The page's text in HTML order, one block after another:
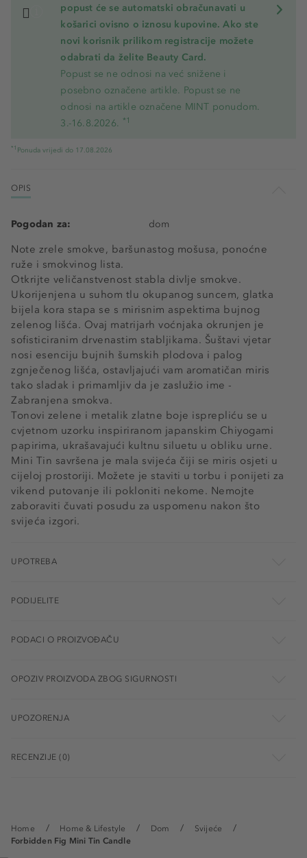
Home Home & Lifestyle Dom
Svijeće
Forbidden Fig Mini Tin Candle
popust će se automatski obračunavati u
košarici ovisno o iznosu kupovine. Ako ste
novi korisnik prilikom registracije možete
odabrati da želite Beauty Card.
Popust se ne odnosi na već snižene i
posebno označene artikle. Popust se ne
odnosi na artikle označene MINT ponudom.
3.-16.8.2026. *1
*1 Ponuda vrijedi do 17.08.2026
OPIS
Note zrele smokve, baršunastog mošusa, ponoćne
ruže i smokvinog lista.
Otkrijte veličanstvenost stabla divlje smokve.
Ukorijenjena u suhom tlu okupanog suncem, glatka
bijela kora stapa se s mirisnim aspektima bujnog
zelenog lišća. Ovaj matrijarh voćnjaka okrunjen je
sofisticiranim drvenastim stabljikama. Šuštavi vjetar
nosi esenciju bujnih šumskih plodova i palog
zgnječenog lišća, ostavljajući vam aromatičan miris
tako sladak i primamljiv da je zaslužio ime -
Zabranjena smokva.
Tonovi zelene i metalik zlatne boje isprepliću se u
cvjetnom uzorku inspiriranom japanskim Chiyogami
papirima, ukrašavajući kultnu siluetu u obliku urne.
Mini Tin savršena je mala svijeća čiji se miris osjeti u
cijeloj prostoriji. Možete je staviti u torbu i ponijeti za
vikend putovanje ili pokloniti nekome. Nemojte
zaboraviti čuvati posudu za uspomenu nakon što
svijeća izgori.
Pogodan za: dom
UPOTREBA
PODIJELITE
PODACI O PROIZVOĐAČU
OPOZIV PROIZVODA ZBOG SIGURNOSTI
UPOZORENJA
RECENZIJE (0)